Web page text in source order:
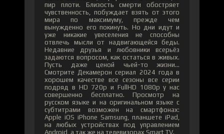
пир плоти. Близость смерти обостряет
чувственность, побуждает взять от этого
мира по максимуму, прежде чем
вынужденно его покинуть. Но дни идут и
уже никакие увеселения не способны
отвлечь мысли от надвигающейся беды.
Недавние друзья и любовники всерьёз
задаются вопросом, как остаться в живых.
Пусть даже ценой чьей-то жизни...
Смотрите Декамерон сериал 2024 года в
хорошем качестве все сезоны все серии
подряд в HD 720p и FullHD 1080p у нас
совершенно бесплатно. Просмотр на
русском языке и на оригинальном языке с
субтитрами возможен на смартфонах:
Apple iOS iPhone Samsung, планшете iPad,
на любых устройствах под управлением
Android, а так же на телевизорах Smart TV.